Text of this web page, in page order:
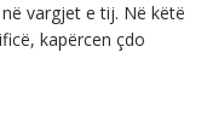
vargjet e tij. Në këtë
kapërcen çdo